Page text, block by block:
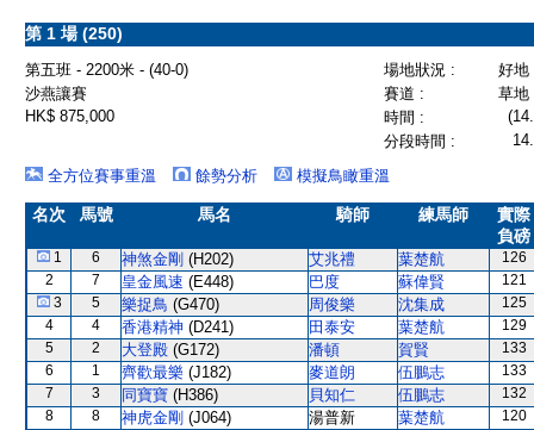
第 1 場 (250)
第五班 - 2200米 - (40-0) 場地狀況 :
好地
沙燕讓賽
賽道 :
草地
HK$ 875,000
時間 :
分段時間 :
全方位賽事重溫
餘勢分析 模擬鳥瞰重溫
名次 馬號 馬名 騎師 練馬師
實際
負磅
1 6 神煞金剛 (H202) 艾兆禮 葉楚航
126
2
7 皇金風速 (E448) 巴度 蘇偉賢
121
3
5 樂捉鳥 (G470) 周俊樂 沈集成
125
4
4 香港精神 (D241) 田泰安 葉楚航
129
5
2 大登殿 (G172) 潘頓 賀賢
133
6
1 齊歡最樂 (J182) 麥道朗 伍鵬志
133
7
3 同寶寶 (H386) 貝知仁 伍鵬志
132
8
8 神虎金剛 (J064) 湯普新 葉楚航 120